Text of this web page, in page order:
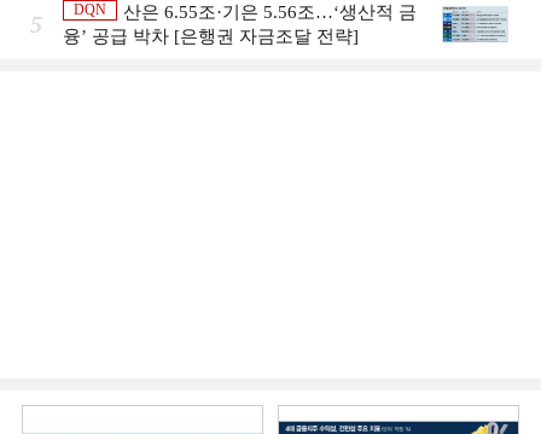
5
DQN
산은 6.55조·기은 5.56조…‘생산적 금
융ʼ 공급 박차 [은행권 자금조달 전략]